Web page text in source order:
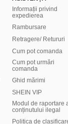
Informații privind
expedierea
Rambursare
Retragere/ Retururi
Cum pot comanda
Cum pot urmări
comanda
Ghid mărimi
SHEIN VIP
Modul de raportare
conținutului ilegal
Politica de